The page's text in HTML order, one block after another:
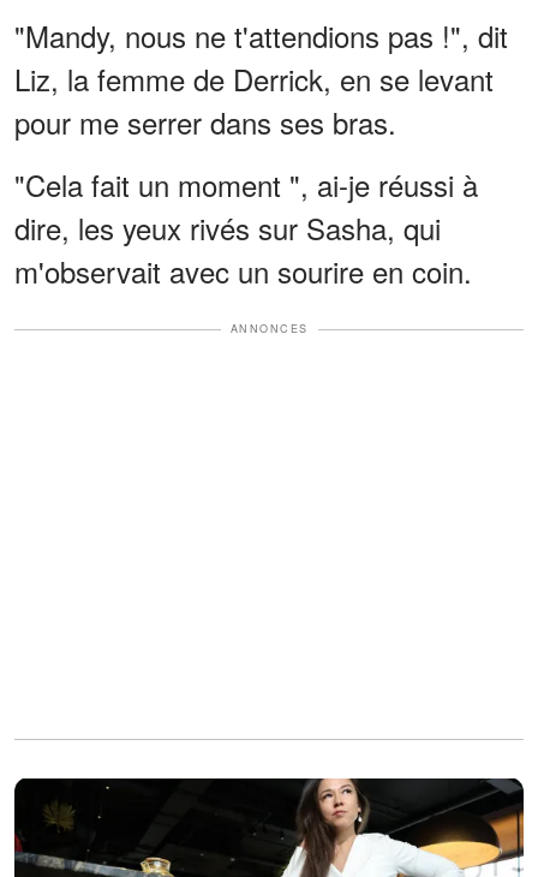
"Mandy, nous ne t'attendions pas !", dit
Liz, la femme de Derrick, en se levant
pour me serrer dans ses bras.
"Cela fait un moment ", ai-je réussi à
dire, les yeux rivés sur Sasha, qui
m'observait avec un sourire en coin.
ANNONCES